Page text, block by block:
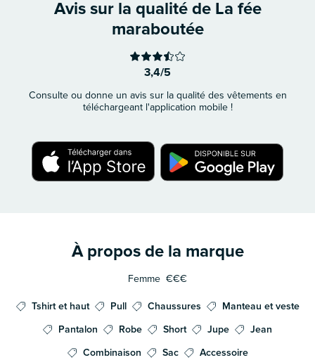
Avis sur la qualité de La fée
maraboutée
3,4/5
Consulte ou donne un avis sur la qualité des vêtements en
téléchargeant l'application mobile !
À propos de la marque
Femme €€€
Tshirt et haut Pull Chaussures
Manteau et veste
Pantalon
Robe Short Jupe
Jean
Combinaison
Sac Accessoire